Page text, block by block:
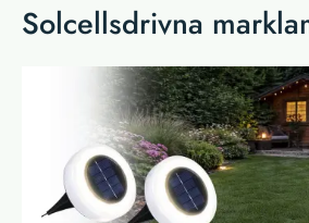
Solcellsdrivna